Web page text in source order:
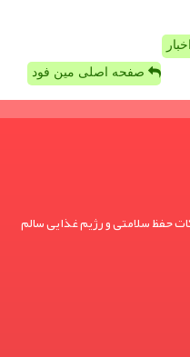
صفحه اصلی مین فود
حفظ سلامتی و رژیم غذایی سالم